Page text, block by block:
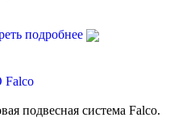
подробнее
Falco
подвесная система Falco.